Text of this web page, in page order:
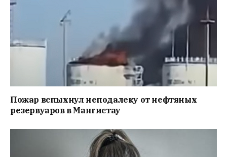
Пожар вспыхнул неподалеку от нефтяных
резервуаров в Мангистау